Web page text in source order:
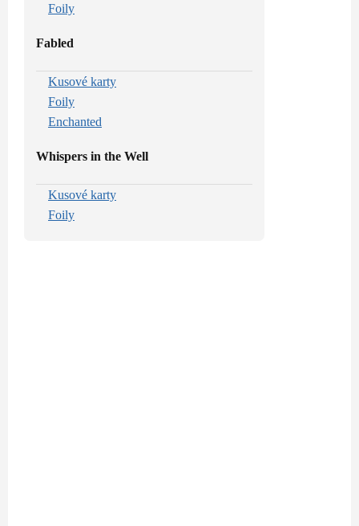
Foily
Fabled
Kusové karty
Foily
Enchanted
Whispers in the Well
Kusové karty
Foily